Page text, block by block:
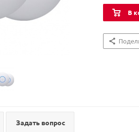
В
Задать вопрос